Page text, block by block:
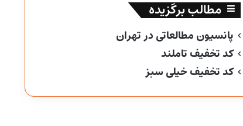
مطالب برگزیده
پانسیون مطالعاتی در تهران
کد تخفیف تاملند
کد تخفیف خیلی سبز